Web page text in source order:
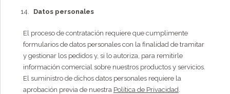
Datos personales
El proceso de contratación requiere que cumplimente
formularios de datos personales con la finalidad de tramitar
y gestionar los pedidos y, si lo autoriza, para remitirle
información comercial sobre nuestros productos y servicios.
El suministro de dichos datos personales requiere la
aprobación previa de nuestra Política de Privacidad.